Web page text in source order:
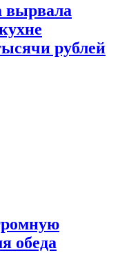
вырвала
рублей
обеда